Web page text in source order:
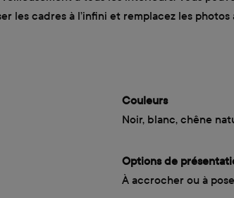
les cadres à l’infini et remplacez les
Couleurs
Noir, blanc, chêne
Options de
À accrocher ou à